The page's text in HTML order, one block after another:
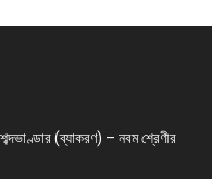
(ব্যাকরণ) – নবম শ্রেণীর